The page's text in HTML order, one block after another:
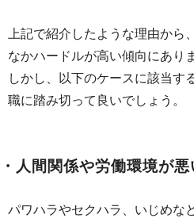
上記で紹介したような理由から
なかハードルが高い傾向にあり
しかし、以下のケースに該当す
職に踏み切って良いでしょう。
・人間関係や労働環境が悪
パワハラやセクハラ、いじめな